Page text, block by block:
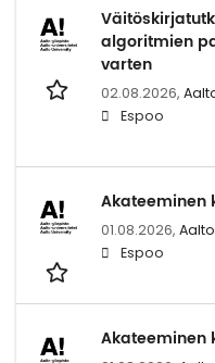
algoritmien
var­ten
02.08.2026,
Espoo
Aka­tee­mi­nen
01.08.2026,
Espoo
Aka­tee­mi­nen